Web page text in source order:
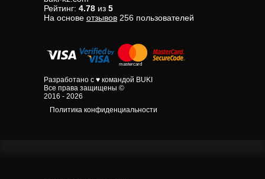
Рейтинг: 4.78 из 5
На основе отзывов 256 пользователей
Разработано с ♥ командой BUKI
Все права защищены ©
2016 - 2026
Политика конфиденциальности